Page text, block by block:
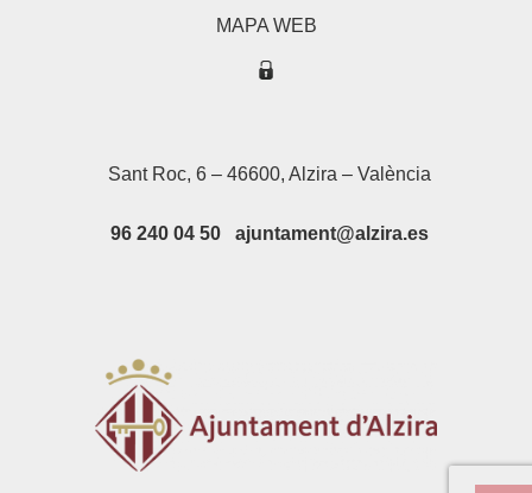
MAPA WEB
Sant Roc, 6 – 46600, Alzira – València
96 240 04 50 ajuntament@alzira.es